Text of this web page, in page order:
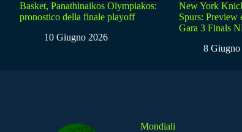
Basket, Panathinaikos Olympiakos:
pronostico della finale playoff
10 Giugno 2026
New York
Spurs: Preview
Gara 3 Finals
8 Giugno
Mondiali